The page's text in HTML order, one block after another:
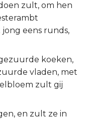
zult, om hen
eens runds,
koeken,
vladen, met
zult gij
en zult ze in